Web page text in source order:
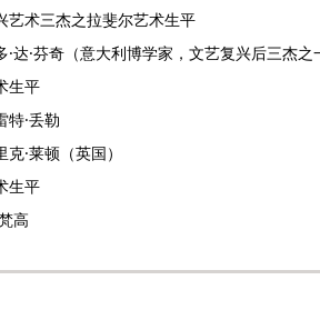
艺术三杰之拉斐尔艺术生平
·达·芬奇（意大利博学家，文艺复兴后三杰之
生平
特·丢勒
克·莱顿（英国）
生平
高